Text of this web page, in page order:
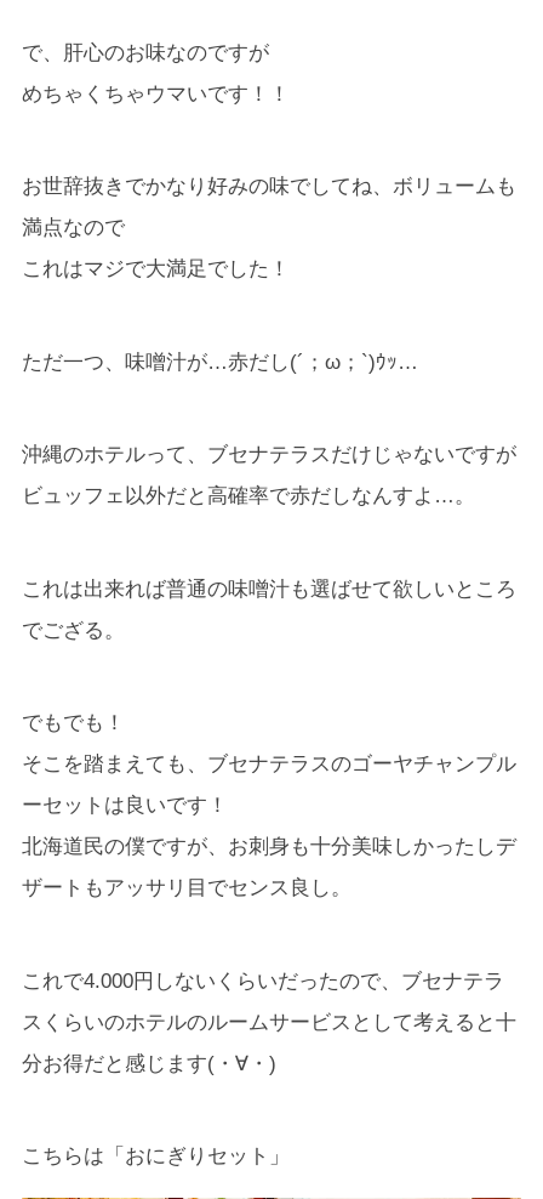
で、肝心のお味なのですが
めちゃくちゃウマいです！！
お世辞抜きでかなり好みの味でしてね、ボリュームも
満点なので
これはマジで大満足でした！
ただ一つ、味噌汁が…赤だし(´；ω；`)ｳｯ…
沖縄のホテルって、ブセナテラスだけじゃないですが
ビュッフェ以外だと高確率で赤だしなんすよ…。
これは出来れば普通の味噌汁も選ばせて欲しいところ
でござる。
でもでも！
そこを踏まえても、ブセナテラスのゴーヤチャンプル
ーセットは良いです！
北海道民の僕ですが、お刺身も十分美味しかったしデ
ザートもアッサリ目でセンス良し。
これで4.000円しないくらいだったので、ブセナテラ
スくらいのホテルのルームサービスとして考えると十
分お得だと感じます(・∀・)
こちらは「おにぎりセット」